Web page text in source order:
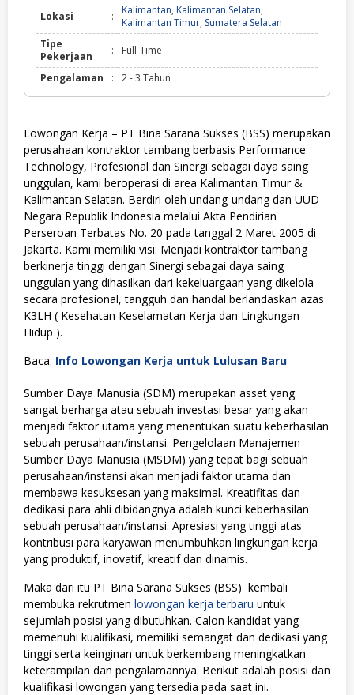
Lokasi : Kalimantan, Kalimantan Selatan,
Kalimantan Timur, Sumatera Selatan
Tipe
Pekerjaan
: Full-Time
Pengalaman : 2 - 3 Tahun
Lowongan Kerja – PT Bina Sarana Sukses (BSS) merupakan
perusahaan kontraktor tambang berbasis Performance
Technology, Profesional dan Sinergi sebagai daya saing
unggulan, kami beroperasi di area Kalimantan Timur &
Kalimantan Selatan. Berdiri oleh undang-undang dan UUD
Negara Republik Indonesia melalui Akta Pendirian
Perseroan Terbatas No. 20 pada tanggal 2 Maret 2005 di
Jakarta. Kami memiliki visi: Menjadi kontraktor tambang
berkinerja tinggi dengan Sinergi sebagai daya saing
unggulan yang dihasilkan dari kekeluargaan yang dikelola
secara profesional, tangguh dan handal berlandaskan azas
K3LH ( Kesehatan Keselamatan Kerja dan Lingkungan
Hidup ).
Baca: Info Lowongan Kerja untuk Lulusan Baru
Sumber Daya Manusia (SDM) merupakan asset yang
sangat berharga atau sebuah investasi besar yang akan
menjadi faktor utama yang menentukan suatu keberhasilan
sebuah perusahaan/instansi. Pengelolaan Manajemen
Sumber Daya Manusia (MSDM) yang tepat bagi sebuah
perusahaan/instansi akan menjadi faktor utama dan
membawa kesuksesan yang maksimal. Kreatifitas dan
dedikasi para ahli dibidangnya adalah kunci keberhasilan
sebuah perusahaan/instansi. Apresiasi yang tinggi atas
kontribusi para karyawan menumbuhkan lingkungan kerja
yang produktif, inovatif, kreatif dan dinamis.
Maka dari itu PT Bina Sarana Sukses (BSS) kembali
membuka rekrutmen lowongan kerja terbaru untuk
sejumlah posisi yang dibutuhkan. Calon kandidat yang
memenuhi kualifikasi, memiliki semangat dan dedikasi yang
tinggi serta keinginan untuk berkembang meningkatkan
keterampilan dan pengalamannya. Berikut adalah posisi dan
kualifikasi lowongan yang tersedia pada saat ini.